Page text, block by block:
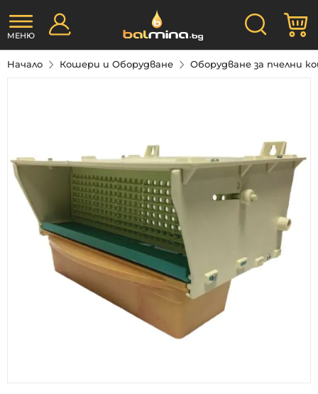
към
съдържанието
Търсене
МЕНЮ
Начало Кошери и Оборудване Оборудване за пчелни
на
изображенията